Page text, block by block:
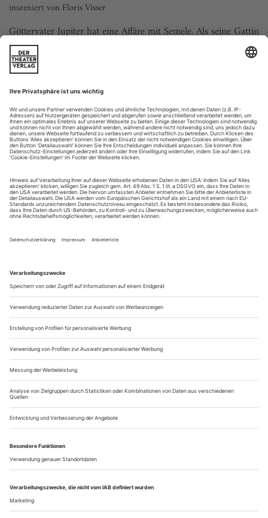
inszeniert von Floris Visser
Göttervater Jupiter hat eine Affäre mit Semele. Als seine Gattin
Juno dahinterkommt, setzt sie alles daran, die eitel-
ruhmgierige Schöne zu vernichten, wozu ihr jedes Mittel
recht ist. Der junge niederländische Regisseur Floris Visser,
der vor Jahresfrist in Osnabrück mit Benjamin Brittens
«Owen Wingrave» (siehe OW 3/2016) auf sich aufmerksam
machte, geht der Story...
Zwischentöne
Haas: Morgen und Abend
Heidelberg | Theater
Die Nachtseiten des Daseins, Melancholie, Schmerz und Tod
sind die Themen, um die die Musik des österreichischen
Komponisten Georg Friedrich Haas kreist – nicht zuletzt die
entstandene Opern-Trilogie «Bluthaus», «Thomas» und
«Koma». Auch das im November 2015 an...
Mächtig ohnmächtig
Alexander Joel und David Hermann entdecken an der Opera
Vlaanderen mit einem großartigen Ensemble Verdis «Simon
Boccanegra»
Das erste Mirakel des Abends ist das Orchester der Opera
Vlaanderen. Man hört das knappe Vorspiel zum Prolog so
seidenfein leicht und fast beiläufig, wie Verdi es sich wohl
gedacht hat. Und was suggestiv beginnt, hält und trägt durch
den gesamten «Boccanegra». Alexander Joel bringt die
Wunderklänge dieser Partitur zum Sprechen, lässt die Details
glänzen, behält...